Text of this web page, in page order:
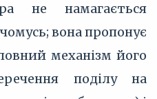
не намагається
вона пропонує
механізм його
поділу на